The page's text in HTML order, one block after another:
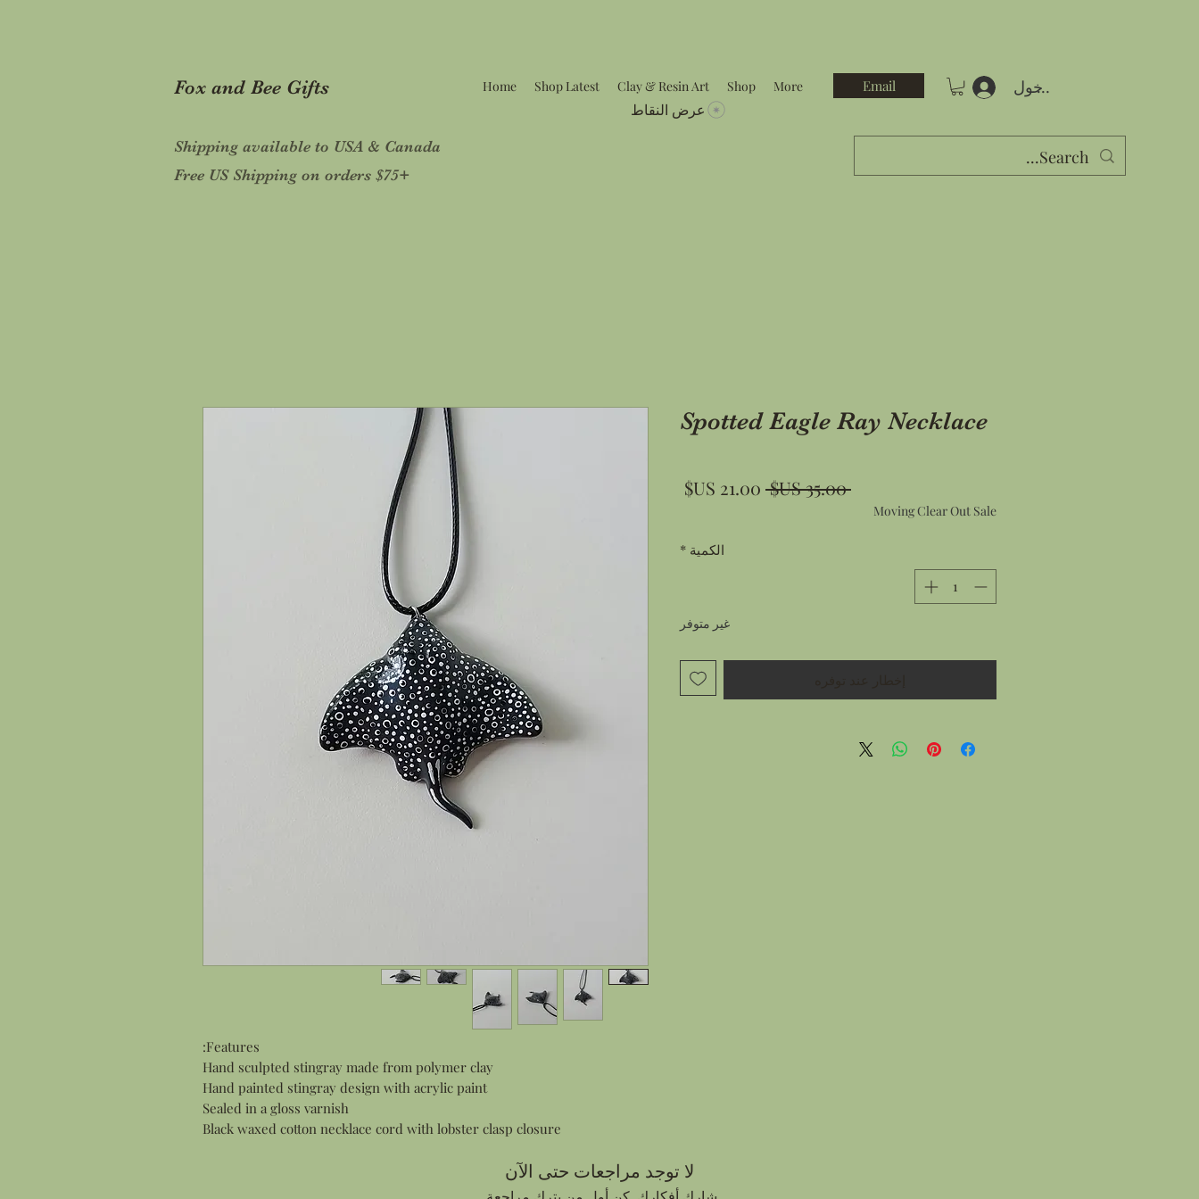
Home Shop Latest Clay & Resin Art Shop More Email تسجيل الدخول Fox and Bee Gifts
Shipping available to USA & Canada
عرض النقاط
Free US Shipping on orders $75+
Features:
Hand sculpted stingray made from polymer clay
Hand painted stingray design with acrylic paint
Sealed in a gloss varnish
Black waxed cotton necklace cord with lobster clasp closure
Spotted Eagle Ray Necklace
‏35.00 US$
سعر
Moving Clear Out Sale
الكمية *
غير متوفر
لا توجد مراجعات حتى الآن